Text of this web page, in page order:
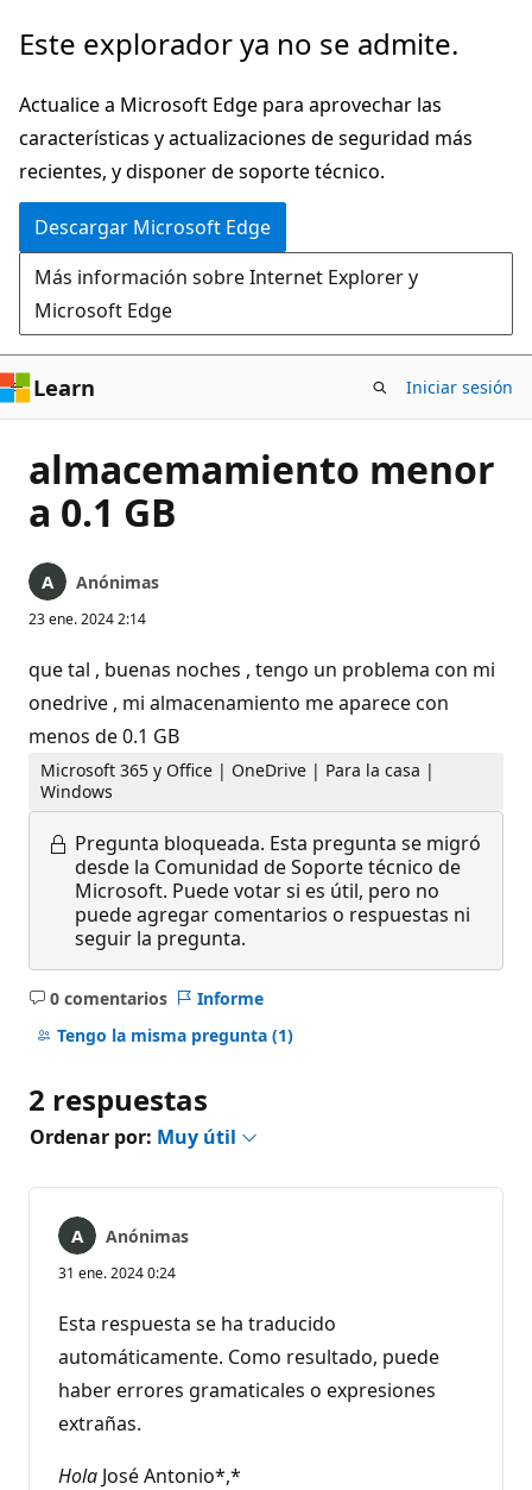
Ir
contenido
principal
Este explorador ya no se admite.
Actualice a Microsoft Edge para aprovechar las
características y actualizaciones de seguridad más
recientes, y disponer de soporte técnico.
Descargar Microsoft Edge
Más información sobre Internet Explorer y
Microsoft Edge
Learn Iniciar sesión
almacemamiento menor
a 0.1 GB
Anónimas
23 ene. 2024 2:14
que tal , buenas noches , tengo un problema con mi
onedrive , mi almacenamiento me aparece con
menos de 0.1 GB
Microsoft 365 y Office | OneDrive | Para la casa |
Windows
Pregunta bloqueada. Esta pregunta se migró
desde la Comunidad de Soporte técnico de
Microsoft. Puede votar si es útil, pero no
puede agregar comentarios o respuestas ni
seguir la pregunta.
0 comentarios
No
hay
Informe
Tengo la misma pregunta (1)
2 respuestas
Ordenar por: Muy útil
Anónimas
31 ene. 2024 0:24
Esta respuesta se ha traducido
automáticamente. Como resultado, puede
haber errores gramaticales o expresiones
extrañas.
Hola José Antonio*,*